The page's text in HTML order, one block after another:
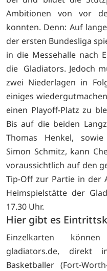
Ambitionen von vor
konnten. Denn: Auf
der ersten Bundesliga
in die Messehalle nach
die Gladiators. Jedoch
zwei Niederlagen in
einiges
einen Playoff-Platz zu
Bis auf die beiden
Thomas Henkel,
Simon Schmitz, kann
voraussichtlich auf den
Tip-Off zur Partie in der
Heimspielstätte der
17.30 Uhr.
Hier gibt es
Einzelkarten
gladiators.de, direkt
Basketballer (Fort-